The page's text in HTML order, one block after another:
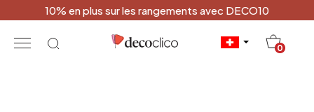
10% en plus sur les rangements avec DECO10
0